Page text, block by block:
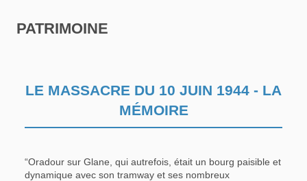
PATRIMOINE
LE MASSACRE DU 10 JUIN 1944 - LA
MÉMOIRE
“Oradour sur Glane, qui autrefois, était un bourg paisible et
dynamique avec son tramway et ses nombreux